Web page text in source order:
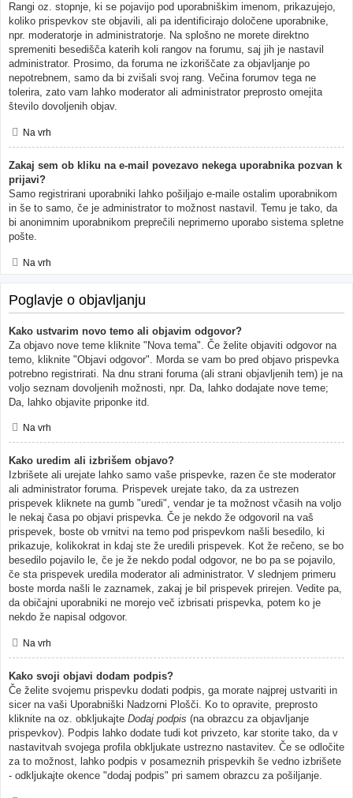
Rangi oz. stopnje, ki se pojavijo pod uporabniškim imenom, prikazujejo,
koliko prispevkov ste objavili, ali pa identificirajo določene uporabnike,
npr. moderatorje in administratorje. Na splošno ne morete direktno
spremeniti besedišča katerih koli rangov na forumu, saj jih je nastavil
administrator. Prosimo, da foruma ne izkoriščate za objavljanje po
nepotrebnem, samo da bi zvišali svoj rang. Večina forumov tega ne
tolerira, zato vam lahko moderator ali administrator preprosto omejita
število dovoljenih objav.
Na vrh
Zakaj sem ob kliku na e-mail povezavo nekega uporabnika pozvan k
prijavi?
Samo registrirani uporabniki lahko pošiljajo e-maile ostalim uporabnikom
in še to samo, če je administrator to možnost nastavil. Temu je tako, da
bi anonimnim uporabnikom preprečili neprimerno uporabo sistema spletne
pošte.
Na vrh
Poglavje o objavljanju
Kako ustvarim novo temo ali objavim odgovor?
Za objavo nove teme kliknite "Nova tema". Če želite objaviti odgovor na
temo, kliknite "Objavi odgovor". Morda se vam bo pred objavo prispevka
potrebno registrirati. Na dnu strani foruma (ali strani objavljenih tem) je na
voljo seznam dovoljenih možnosti, npr. Da, lahko dodajate nove teme;
Da, lahko objavite priponke itd.
Na vrh
Kako uredim ali izbrišem objavo?
Izbrišete ali urejate lahko samo vaše prispevke, razen če ste moderator
ali administrator foruma. Prispevek urejate tako, da za ustrezen
prispevek kliknete na gumb "uredi", vendar je ta možnost včasih na voljo
le nekaj časa po objavi prispevka. Če je nekdo že odgovoril na vaš
prispevek, boste ob vrnitvi na temo pod prispevkom našli besedilo, ki
prikazuje, kolikokrat in kdaj ste že uredili prispevek. Kot že rečeno, se bo
besedilo pojavilo le, če je že nekdo podal odgovor, ne bo pa se pojavilo,
če sta prispevek uredila moderator ali administrator. V slednjem primeru
boste morda našli le zaznamek, zakaj je bil prispevek prirejen. Vedite pa,
da običajni uporabniki ne morejo več izbrisati prispevka, potem ko je
nekdo že napisal odgovor.
Na vrh
Kako svoji objavi dodam podpis?
Če želite svojemu prispevku dodati podpis, ga morate najprej ustvariti in
sicer na vaši Uporabniški Nadzorni Plošči. Ko to opravite, preprosto
kliknite na oz. obkljukajte Dodaj podpis (na obrazcu za objavljanje
prispevkov). Podpis lahko dodate tudi kot privzeto, kar storite tako, da v
nastavitvah svojega profila obkljukate ustrezno nastavitev. Če se odločite
za to možnost, lahko podpis v posameznih prispevkih še vedno izbrišete
- odkljukajte okence "dodaj podpis" pri samem obrazcu za pošiljanje.